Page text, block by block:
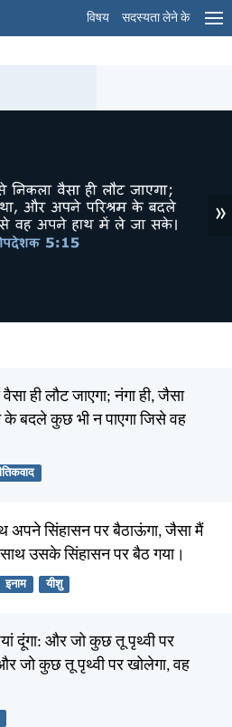
विषय सदस्यता लेने के
»
ही लौट जाएगा; नंगा ही, जैसा
बदले कुछ भी न पाएगा जिसे वह
अपने सिंहासन पर बैठाऊंगा, जैसा मैं
उसके सिंहासन पर बैठ गया।
इनाम यीशु
दूंगा: और जो कुछ तू पृथ्वी पर
और जो कुछ तू पृथ्वी पर खोलेगा, वह